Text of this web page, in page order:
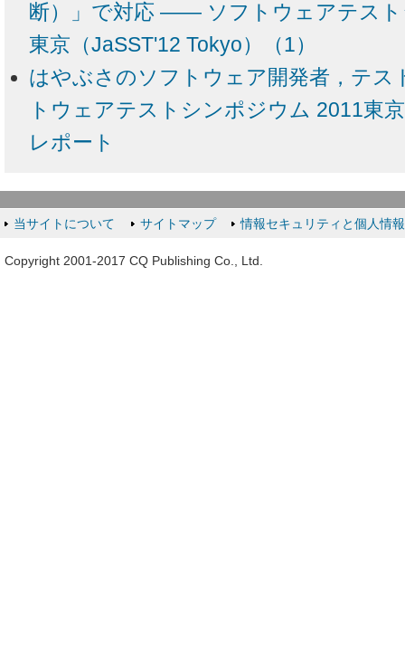
断）」で対応 ―― ソフトウェアテス
東京（JaSST'12 Tokyo）（1）
はやぶさのソフトウェア開発者，テ
トウェアテストシンポジウム 2011東
レポート
当サイトについて サイトマップ 情報セキュリティと個人情
Copyright 2001-2017 CQ Publishing Co., Ltd.